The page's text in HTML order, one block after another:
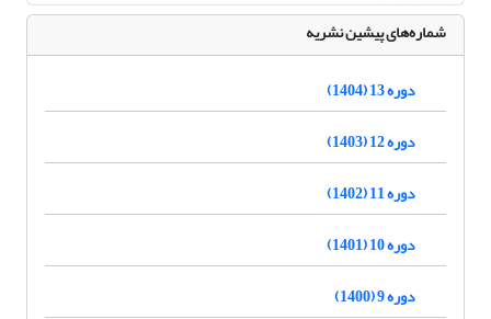
شماره‌های پیشین نشریه
دوره 13 (1404)
دوره 12 (1403)
دوره 11 (1402)
دوره 10 (1401)
دوره 9 (1400)